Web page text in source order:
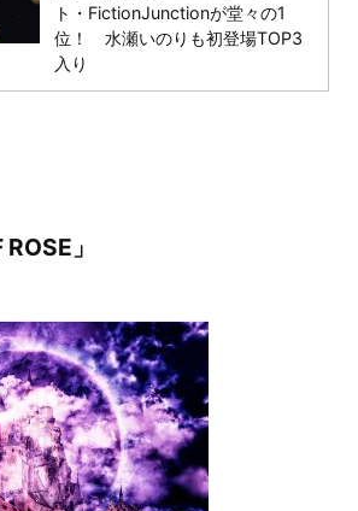
ト・FictionJunctionが堂々の1
位！ 水瀬いのりも初登場TOP3
入り
」